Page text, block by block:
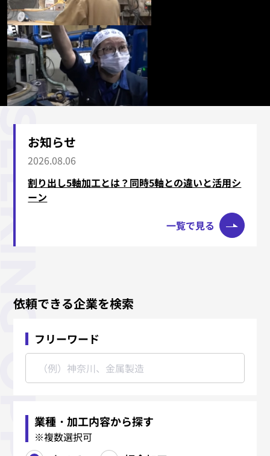
お知らせ
2026.08.06
割り出し5軸加工とは？同時5軸との違いと活用シ
ーン
一覧で見る
依頼できる企業を検索
フリーワード
業種・加工内容から探す
※複数選択可